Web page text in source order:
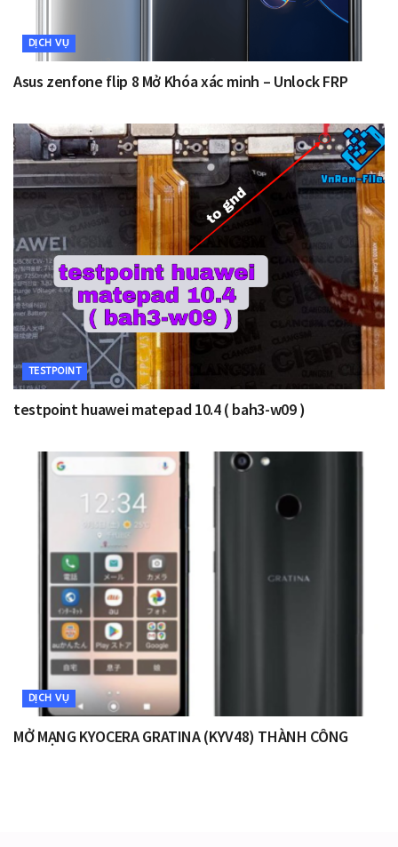
DỊCH VỤ
Asus zenfone flip 8 Mở Khóa xác minh – Unlock FRP
TESTPOINT
testpoint huawei matepad 10.4 ( bah3-w09 )
DỊCH VỤ
MỞ MẠNG KYOCERA GRATINA (KYV48) THÀNH CÔNG